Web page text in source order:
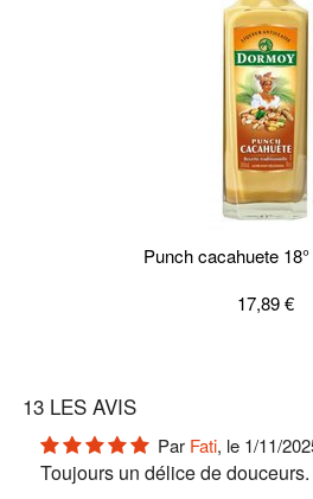
Punch cacahuete
17,89 €
13LES AVIS
Par Fati, le 1/11/
Toujours un délice de douceurs.